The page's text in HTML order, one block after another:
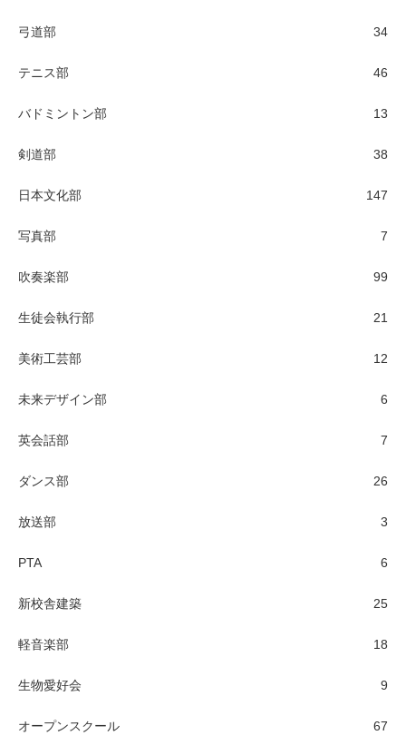
弓道部 34
テニス部 46
バドミントン部 13
剣道部 38
日本文化部 147
写真部 7
吹奏楽部 99
生徒会執行部 21
美術工芸部 12
未来デザイン部 6
英会話部 7
ダンス部 26
放送部 3
PTA 6
新校舎建築 25
軽音楽部 18
生物愛好会 9
オープンスクール 67